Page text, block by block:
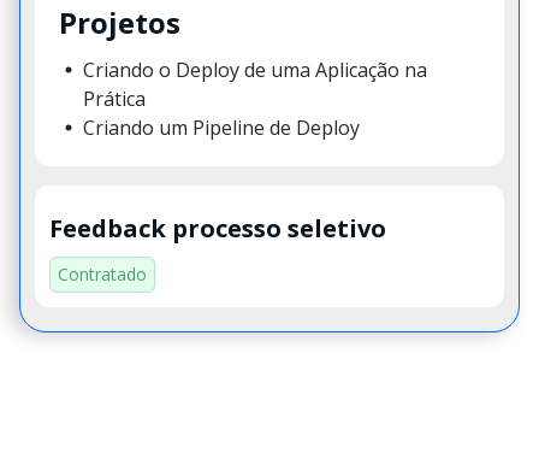
Projetos
Criando o Deploy de uma Aplicação na
Prática
Criando um Pipeline de Deploy
Feedback processo seletivo
Contratado